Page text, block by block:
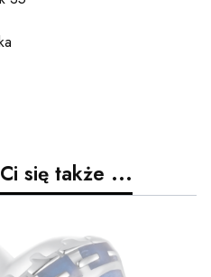
się także ...